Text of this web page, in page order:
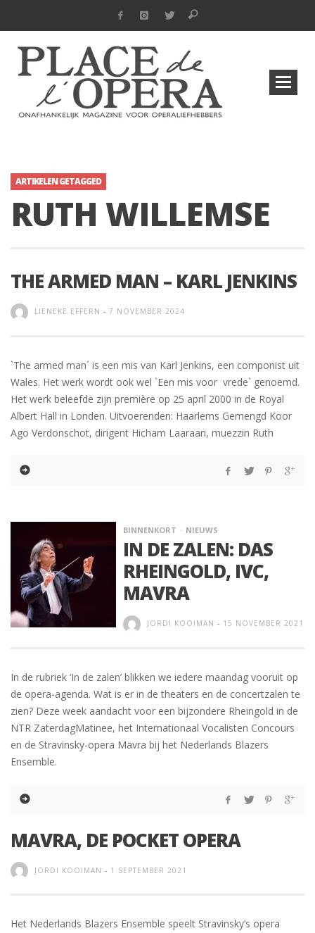
ARTIKELEN GETAGGED
RUTH WILLEMSE
THE ARMED MAN – KARL JENKINS
LIENEKE EFFERN - 7 NOVEMBER 2024
`The armed man´ is een mis van Karl Jenkins, een componist uit
Wales. Het werk wordt ook wel `Een mis voor vrede` genoemd.
Het werk beleefde zijn première op 25 april 2000 in de Royal
Albert Hall in Londen. Uitvoerenden: Haarlems Gemengd Koor
Ago Verdonschot, dirigent Hicham Laaraari, muezzin Ruth
BINNENKORT NIEUWS
IN DE ZALEN: DAS
RHEINGOLD, IVC,
MAVRA
JORDI KOOIMAN - 15 NOVEMBER 2021
In de rubriek ‘In de zalen’ blikken we iedere maandag vooruit op
de opera-agenda. Wat is er in de theaters en de concertzalen te
zien? Deze week aandacht voor een bijzondere Rheingold in de
NTR ZaterdagMatinee, het Internationaal Vocalisten Concours
en de Stravinsky-opera Mavra bij het Nederlands Blazers
Ensemble.
MAVRA, DE POCKET OPERA
JORDI KOOIMAN - 1 SEPTEMBER 2021
Het Nederlands Blazers Ensemble speelt Stravinsky’s opera